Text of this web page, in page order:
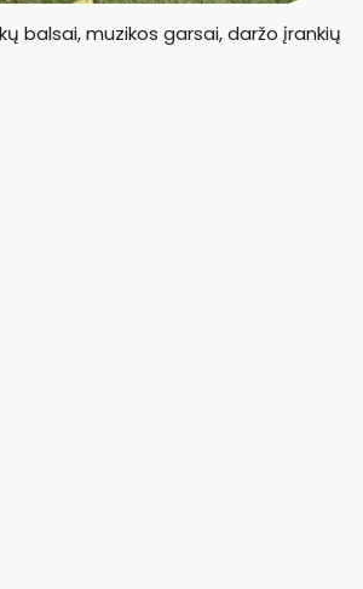
balsai, muzikos garsai, daržo įrankių